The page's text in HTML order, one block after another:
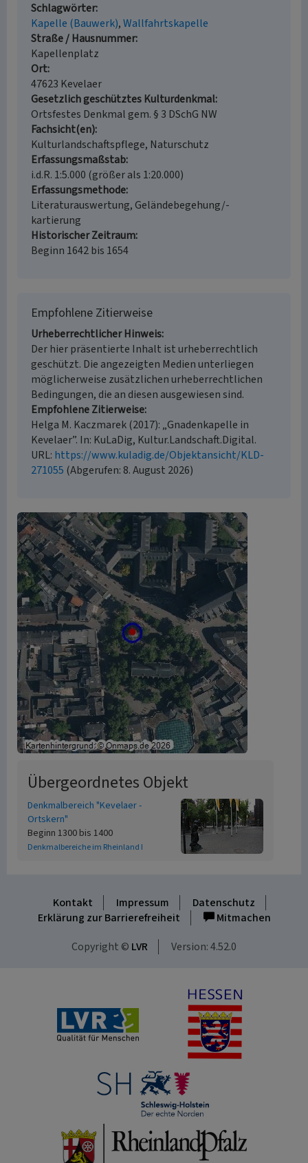
Schlagwörter
Kapelle (Bauwerk) Wallfahrtskapelle
Straße / Hausnummer
Kapellenplatz
Ort
47623 Kevelaer
Gesetzlich geschütztes Kulturdenkmal
Ortsfestes Denkmal gem. § 3 DSchG NW
Fachsicht(en)
Kulturlandschaftspflege, Naturschutz
Erfassungsmaßstab
i.d.R. 1:5.000 (größer als 1:20.000)
Erfassungsmethode
Literaturauswertung, Geländebegehung/-
kartierung
Historischer Zeitraum
Beginn 1642 bis 1654
Empfohlene Zitierweise
Urheberrechtlicher Hinweis
Der hier präsentierte Inhalt ist urheberrechtlich
geschützt. Die angezeigten Medien unterliegen
möglicherweise zusätzlichen urheberrechtlichen
Bedingungen, die an diesen ausgewiesen sind.
Empfohlene Zitierweise
Helga M. Kaczmarek (2017): „Gnadenkapelle in
Kevelaer”. In: KuLaDig, Kultur.Landschaft.Digital.
URL: https://www.kuladig.de/Objektansicht/KLD-
271055 (Abgerufen: 8. August 2026)
Übergeordnetes Objekt
Denkmalbereich "Kevelaer -
Ortskern"
Beginn 1300 bis 1400
Denkmalbereiche im Rheinland I
Kontakt Impressum
Datenschutz
Erklärung zur Barrierefreiheit
Mitmachen
Copyright © LVR Version: 4.52.0